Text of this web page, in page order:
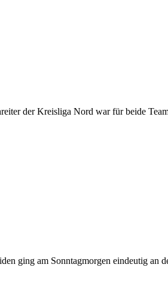
der Kreisliga Nord war für beide
ging am Sonntagmorgen eindeutig an